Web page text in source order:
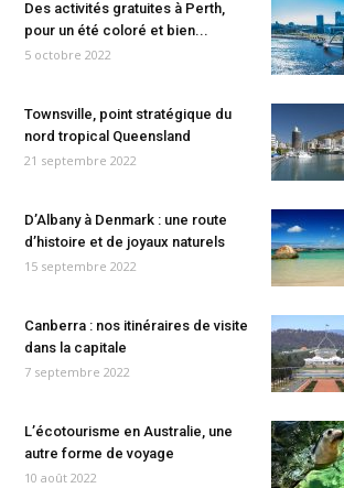
Des activités gratuites à Perth,
pour un été coloré et bien...
5 octobre 2022
Townsville, point stratégique du
nord tropical Queensland
21 septembre 2022
D’Albany à Denmark : une route
d’histoire et de joyaux naturels
15 septembre 2022
Canberra : nos itinéraires de visite
dans la capitale
7 septembre 2022
L’écotourisme en Australie, une
autre forme de voyage
10 août 2022